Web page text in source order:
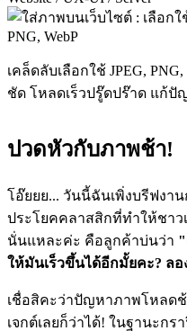
เคล็ดลับเลือกใช้ JPEG,
ชัด โหลดเร็วปรู๊ดปร๊าด แก้
ปวดหัวกับภาพช้า!
โอ๊ยยย... วันนี้ฉันเพิ่งบรีฟงา
ประโยคคลาสสิกที่ทำให้ชาว
นั่นแหละค่ะ คือลูกค้าบ่นว่า "
ให้มันเร็วขึ้นได้อีกมั้ยคะ? ล
เชื่อสิคะว่าปัญหาภาพโหลดช้
เจกต์เลยก็ว่าได้! ในฐานะก